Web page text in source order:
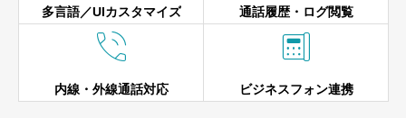
多言語／UIカスタマイズ 通話履歴・ログ閲覧

内線・外線通話対応

ビジネスフォン連携